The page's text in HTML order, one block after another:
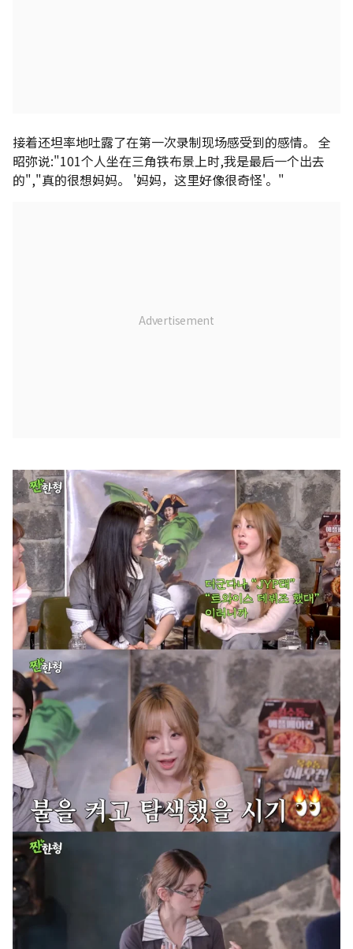
接着还坦率地吐露了在第一次录制现场感受到的感情。 全
昭弥说:"101个人坐在三角铁布景上时,我是最后一个出去
的","真的很想妈妈。 '妈妈，这里好像很奇怪'。"